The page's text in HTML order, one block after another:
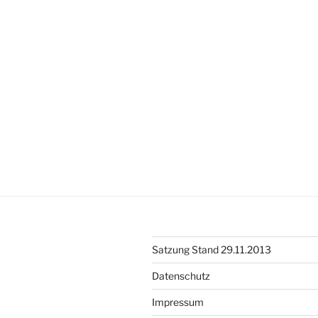
Satzung Stand 29.11.2013
Datenschutz
Impressum